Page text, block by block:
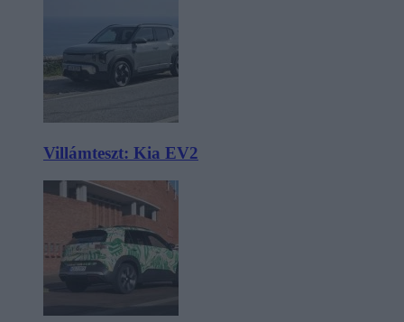
Villámteszt: Kia EV2